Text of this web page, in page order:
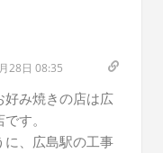
28日 08:35
み焼きの店は広
す。
に、広島駅の工事